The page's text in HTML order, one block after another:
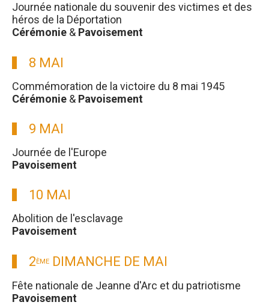
Journée nationale du souvenir des victimes et des
héros de la Déportation
Cérémonie & Pavoisement
8 MAI
Commémoration de la victoire du 8 mai 1945
Cérémonie & Pavoisement
9 MAI
Journée de l'Europe
Pavoisement
10 MAI
Abolition de l'esclavage
Pavoisement
2ÈME DIMANCHE DE MAI
Fête nationale de Jeanne d'Arc et du patriotisme
Pavoisement